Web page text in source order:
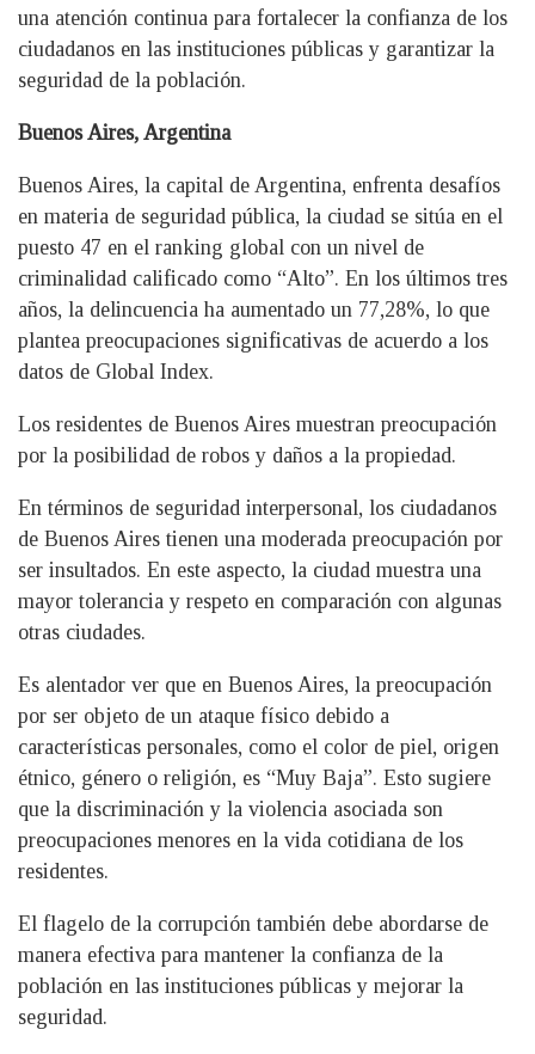
una atención continua para fortalecer la confianza de los
ciudadanos en las instituciones públicas y garantizar la
seguridad de la población.
Buenos Aires, Argentina
Buenos Aires, la capital de Argentina, enfrenta desafíos
en materia de seguridad pública, la ciudad se sitúa en el
puesto 47 en el ranking global con un nivel de
criminalidad calificado como “Alto”. En los últimos tres
años, la delincuencia ha aumentado un 77,28%, lo que
plantea preocupaciones significativas de acuerdo a los
datos de Global Index.
Los residentes de Buenos Aires muestran preocupación
por la posibilidad de robos y daños a la propiedad.
En términos de seguridad interpersonal, los ciudadanos
de Buenos Aires tienen una moderada preocupación por
ser insultados. En este aspecto, la ciudad muestra una
mayor tolerancia y respeto en comparación con algunas
otras ciudades.
Es alentador ver que en Buenos Aires, la preocupación
por ser objeto de un ataque físico debido a
características personales, como el color de piel, origen
étnico, género o religión, es “Muy Baja”. Esto sugiere
que la discriminación y la violencia asociada son
preocupaciones menores en la vida cotidiana de los
residentes.
El flagelo de la corrupción también debe abordarse de
manera efectiva para mantener la confianza de la
población en las instituciones públicas y mejorar la
seguridad.